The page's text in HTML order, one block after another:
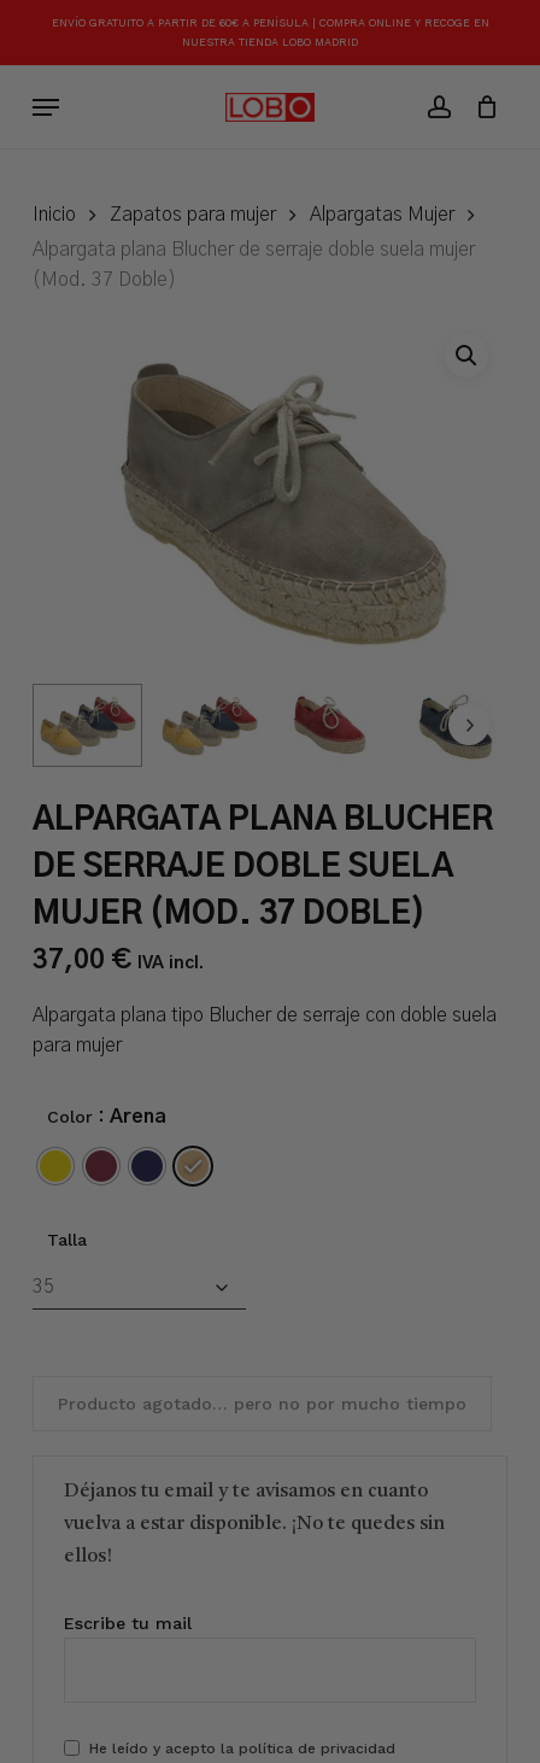
content
ENVÍO GRATUITO A PARTIR DE 60€ A PENÍSULA | COMPRA ONLINE Y RECOGE EN
NUESTRA TIENDA LOBO MADRID
account
Menu
Carrito Cart
Inicio Zapatos para mujer
Alpargatas Mujer
Alpargata plana Blucher de serraje doble suela mujer
(Mod. 37 Doble)
ALPARGATA PLANA BLUCHER
DE SERRAJE DOBLE SUELA
MUJER (MOD. 37 DOBLE)
37,00 € IVA incl.
Alpargata plana tipo Blucher de serraje con doble suela
para mujer
Color : Arena
Talla
Producto agotado… pero no por mucho tiempo
Déjanos tu email y te avisamos en cuanto
vuelva a estar disponible. ¡No te quedes sin
ellos!
Escribe tu mail
He leído y acepto la política de privacidad